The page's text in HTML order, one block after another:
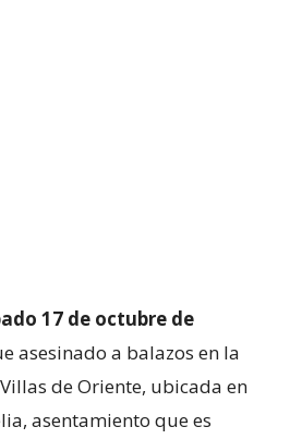
17 de octubre de
asesinado a balazos en la
de Oriente, ubicada en
asentamiento que es